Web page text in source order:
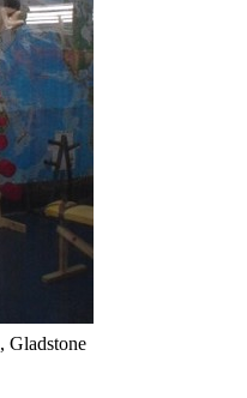
, Gladstone